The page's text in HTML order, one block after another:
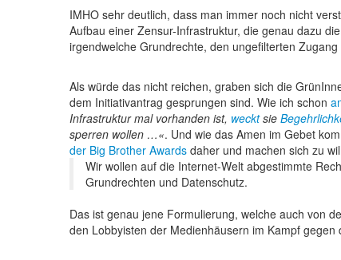
IMHO sehr deutlich, dass man immer noch nicht
Aufbau einer Zensur-Infrastruktur, die genau dazu
irgendwelche Grundrechte, den ungefilterten
Als würde das nicht reichen, graben sich die
dem Initiativantrag gesprungen sind. Wie ich schon
Infrastruktur mal vorhanden ist, wecktsie
sperren wollen … . Und wie das Amen im Gebet
der Big Brother Awards daher und machen sich zu
Wir wollen auf die Internet-Welt abgestimmte
Grundrechten und Datenschutz.
Das ist genau jene Formulierung, welche auch von
den Lobbyisten der Medienhäusern im Kampf gegen